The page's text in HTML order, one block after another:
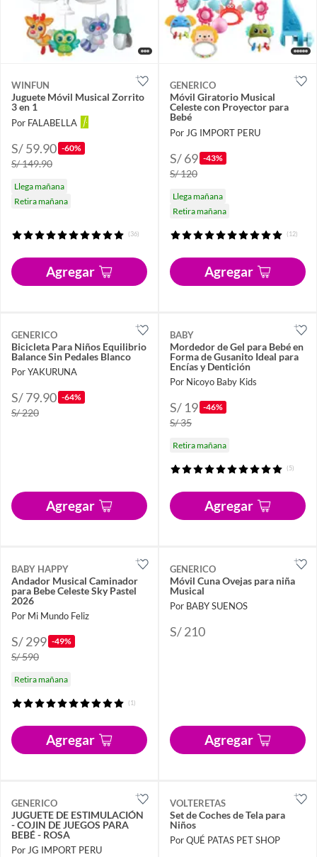
WINFUN
Juguete Móvil Musical Zorrito
3 en 1
Por FALABELLA
S/ 59.90 -60%
S/ 149.90
Llega mañana
Retira mañana
(36)
Agregar
GENERICO
Móvil Giratorio Musical
Celeste con Proyector para
Bebé
Por JG IMPORT PERU
S/ 69 -43%
S/ 120
Llega mañana
Retira mañana
(12)
Agregar
GENERICO
Bicicleta Para Niños Equilibrio
Balance Sin Pedales Blanco
Por YAKURUNA
S/ 79.90 -64%
S/ 220
Agregar
BABY
Mordedor de Gel para Bebé en
Forma de Gusanito Ideal para
Encías y Dentición
Por Nicoyo Baby Kids
S/ 19 -46%
S/ 35
Retira mañana
(5)
Agregar
BABY HAPPY
Andador Musical Caminador
para Bebe Celeste Sky Pastel
2026
Por Mi Mundo Feliz
S/ 299 -49%
S/ 590
Retira mañana
(1)
Agregar
GENERICO
Móvil Cuna Ovejas para niña
Musical
Por BABY SUENOS
S/ 210
Agregar
GENERICO
JUGUETE DE ESTIMULACIÓN
- COJIN DE JUEGOS PARA
BEBÉ - ROSA
Por JG IMPORT PERU
VOLTERETAS
Set de Coches de Tela para
Niños
Por QUÉ PATAS PET SHOP